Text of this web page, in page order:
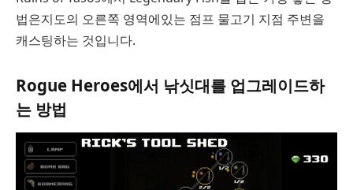
법은지도의 오른쪽 영역에있는 점프 물고기 지점 주변을
캐스팅하는 것입니다.
Rogue Heroes에서 낚싯대를 업그레이드하
는 방법